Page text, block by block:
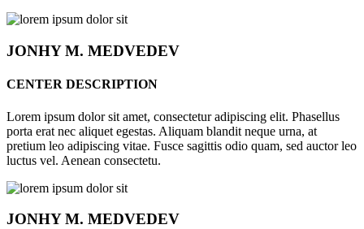
JONHYM. MEDVEDEV
CENTER DESCRIPTION
Lorem ipsum dolor sit amet, consectetur adipiscing elit. Phasellus
porta erat nec aliquet egestas. Aliquam blandit neque urna, at
pretium leo adipiscing vitae. Fusce sagittis odio quam, sed auctor leo
luctus vel. Aenean consectetu.
JONHYM. MEDVEDEV